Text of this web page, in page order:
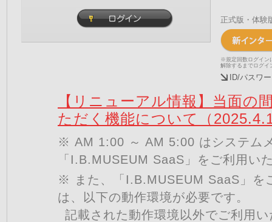
正式版・体験
※規定回数ログイン
解除するまでログイ
ID/パスワ
【リニューアル情報】当面の
ただく機能について（
※ AM 1:00 ～ AM 5:00 はシステム
「I.B.MUSEUM SaaS」をご利用い
※ また、「I.B.MUSEUM SaaS」を
は、以下の動作環境が必要です。
記載された動作環境以外でご利用